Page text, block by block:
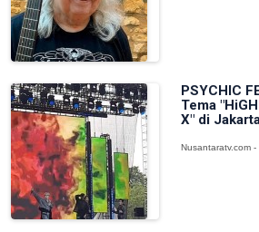
PSYCHIC
Tema
X" di
Nusantaratv.com